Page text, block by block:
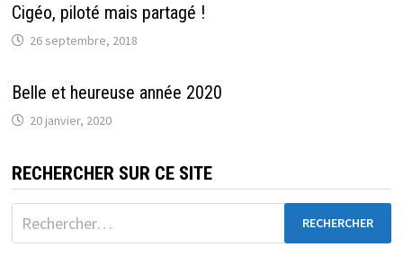
Cigéo, piloté mais partagé !
26 septembre, 2018
Belle et heureuse année 2020
20 janvier, 2020
RECHERCHER SUR CE SITE
Rechercher :